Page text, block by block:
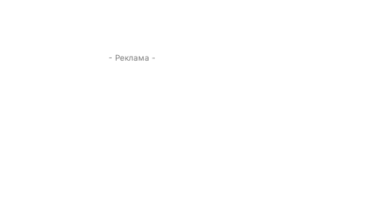
- Реклама -